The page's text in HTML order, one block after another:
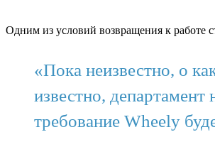
Одним из условий возвращения к
«Пока неизвестно, о
известно, департамент
требование Wheely